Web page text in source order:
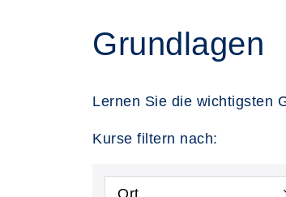
Grundlagen
Lernen Sie die wichtigsten
Kurse filtern nach:
Ort